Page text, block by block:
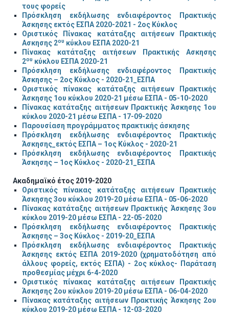
τους φορείς
Πρόσκληση εκδήλωσης ενδιαφέροντος Πρακτικής
Άσκησης εκτός ΕΣΠΑ 2020-2021 - 2ος Κύκλος
Οριστικός Πίνακας κατάταξης αιτήσεων Πρακτικής
Ασκησης 2ου κύκλου ΕΣΠΑ 2020-21
Πίνακας κατάταξης αιτήσεων Πρακτικής Ασκησης
2ου κύκλου ΕΣΠΑ 2020-21
Πρόσκληση εκδήλωσης ενδιαφέροντος Πρακτικής
Άσκησης – 2ος Κύκλος - 2020-21_ΕΣΠΑ
Οριστικός πίνακας κατάταξης αιτήσεων Πρακτικής
Άσκησης 1ου κύκλου 2020-21 μέσω ΕΣΠΑ - 05-10-2020
Πίνακας κατάταξης αιτήσεων Πρακτικής Άσκησης 1ου
κύκλου 2020-21 μέσω ΕΣΠΑ - 17-09-2020
Παρουσίαση προγράμματος πρακτικής άσκησης
Πρόσκληση εκδήλωσης ενδιαφέροντος Πρακτικής
Άσκησης_εκτός ΕΣΠΑ – 1ος Κύκλος - 2020-21
Πρόσκληση εκδήλωσης ενδιαφέροντος Πρακτικής
Άσκησης – 1ος Κύκλος - 2020-21_ΕΣΠΑ
Ακαδημαϊκό έτος 2019-2020
Οριστικός πίνακας κατάταξης αιτήσεων Πρακτικής
Άσκησης 3ου κύκλου 2019-20 μέσω ΕΣΠΑ - 05-06-2020
Πίνακας κατάταξης αιτήσεων Πρακτικής Άσκησης 3ου
κύκλου 2019-20 μέσω ΕΣΠΑ - 22-05-2020
Πρόσκληση εκδήλωσης ενδιαφέροντος Πρακτικής
Άσκησης – 3ος Κύκλος - 2019-20_ΕΣΠΑ
Πρόσκληση εκδήλωσης ενδιαφέροντος Πρακτικής
Άσκησης εκτός ΕΣΠΑ 2019-2020 (χρηματοδότηση από
άλλους φορείς, εκτός ΕΣΠΑ) - 2ος κύκλος- Παράταση
προθεσμίας μέχρι 6-4-2020
Οριστικός πίνακας κατάταξης αιτήσεων Πρακτικής
Άσκησης 2ου κύκλου 2019-20 μέσω ΕΣΠΑ - 06-04-2020
Πίνακας κατάταξης αιτήσεων Πρακτικής Άσκησης 2ου
κύκλου 2019-20 μέσω ΕΣΠΑ - 12-03-2020